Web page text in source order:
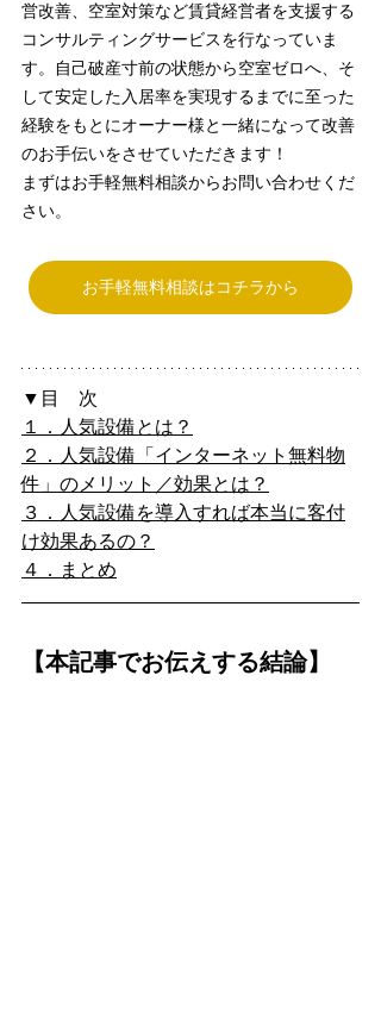
営改善、空室対策など賃貸経営者を支援する
コンサルティングサービスを行なっていま
す。自己破産寸前の状態から空室ゼロへ、そ
して安定した入居率を実現するまでに至った
経験をもとにオーナー様と一緒になって改善
のお手伝いをさせていただきます！
まずはお手軽無料相談からお問い合わせくだ
さい。
お手軽無料相談はコチラから
▼目　次
１．人気設備とは？
２．人気設備「インターネット無料物
件」のメリット／効果とは？
３．人気設備を導入すれば本当に客付
け効果あるの？
４．まとめ
【本記事でお伝えする結論】